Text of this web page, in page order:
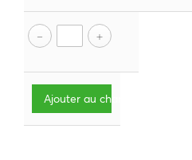
Ajouter au chariot